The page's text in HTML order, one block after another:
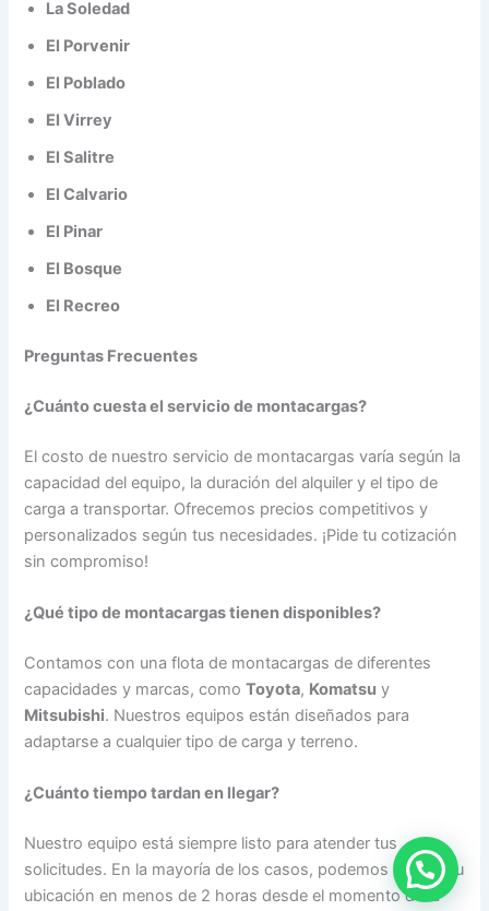
La Soledad
El Porvenir
El Poblado
El Virrey
El Salitre
El Calvario
El Pinar
El Bosque
El Recreo
Preguntas Frecuentes
¿Cuánto cuesta el servicio de montacargas?
El costo de nuestro servicio de montacargas varía según la
capacidad del equipo, la duración del alquiler y el tipo de
carga a transportar. Ofrecemos precios competitivos y
personalizados según tus necesidades. ¡Pide tu cotización
sin compromiso!
¿Qué tipo de montacargas tienen disponibles?
Contamos con una flota de montacargas de diferentes
capacidades y marcas, comoToyota, Komatsu y
Mitsubishi. Nuestros equipos están diseñados para
adaptarse a cualquier tipo de carga y terreno.
¿Cuánto tiempo tardan en llegar?
Nuestro equipo está siempre listo para atender tus
solicitudes. En la mayoría de los casos, podemos llegar a tu
ubicación en menos de 2 horas desde el momento de la